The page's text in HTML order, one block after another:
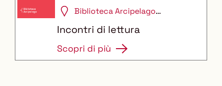
2027
Biblioteca Arcipelago
Incontri di lettura
Scopri di più